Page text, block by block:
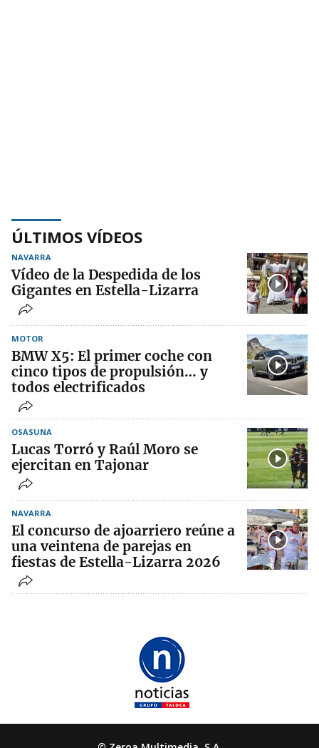
ÚLTIMOS VÍDEOS
NAVARRA
Vídeo de la Despedida de los
Gigantes en Estella-Lizarra
MOTOR
BMW X5: El primer coche con
cinco tipos de propulsión… y
todos electrificados
OSASUNA
Lucas Torró y Raúl Moro se
ejercitan en Tajonar
NAVARRA
El concurso de ajoarriero reúne a
una veintena de parejas en
fiestas de Estella-Lizarra 2026